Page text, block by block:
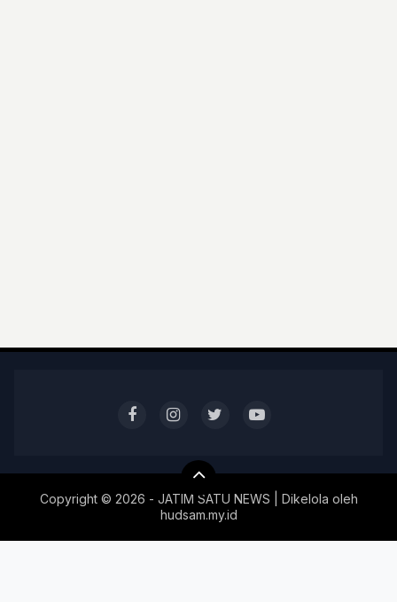
Copyright © 2026 - JATIM SATU NEWS | Dikelola oleh
hudsam.my.id